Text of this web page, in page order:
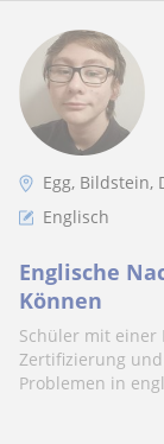
Egg, Bildstein,
Englisch
Englische
Können
Schüler mit einer
Zertifizierung
Problemen in